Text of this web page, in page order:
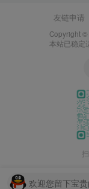
友链申请
Copyright ©
本站已稳定
欢迎您留下宝贵